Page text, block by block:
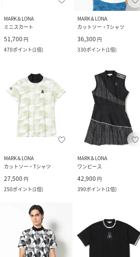
MARK＆LONA
ミニスカート
51,700 円
470ポイント(1倍)
MARK＆LONA
カットソー・Tシャツ
36,300 円
330ポイント(1倍)
MARK＆LONA
カットソー・Tシャツ
27,500 円
250ポイント(1倍)
MARK＆LONA
ワンピース
42,900 円
390ポイント(1倍)